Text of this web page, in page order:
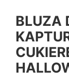
BLUZA